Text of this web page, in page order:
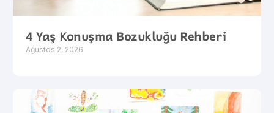
4 Yaş Konuşma Bozukluğu Rehberi
Ağustos 2, 2026